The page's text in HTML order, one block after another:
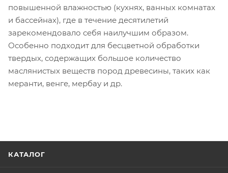
повышенной влажностью (кухнях, ванных комнатах
и бассейнах), где в течение десятилетий
зарекомендовало себя наилучшим образом.
Особенно подходит для бесцветной обработки
твердых, содержащих большое количество
маслянистых веществ пород древесины, таких как
меранти, венге, мербау и др.
КАТАЛОГ